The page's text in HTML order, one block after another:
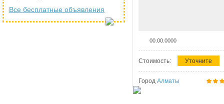
Все бесплатные объявления
00.00.0000
Стоимость: Уточните
Город Алматы